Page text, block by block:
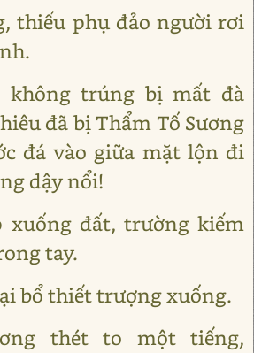
thiếu phụ đảo người rơi
không trúng bị mất đà
đã bị Thẩm Tố Sương
đá vào giữa mặt lộn đi
dậy nổi!
xuống đất, trường kiếm
tay.
bổ thiết trượng xuống.
thét to một tiếng,